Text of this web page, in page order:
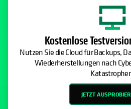
Kostenlose
Nutzen Sie die Cloud für Backups,
Wiederherstellungen nach
JETZT